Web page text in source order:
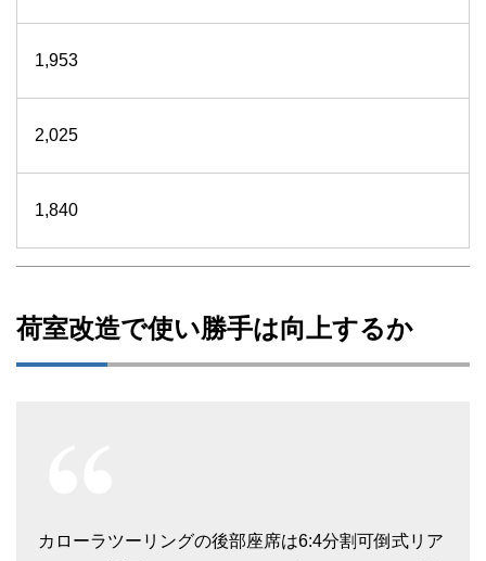
1,953
2,025
1,840
荷室改造で使い勝手は向上するか
カローラツーリングの後部座席は6:4分割可倒式リア